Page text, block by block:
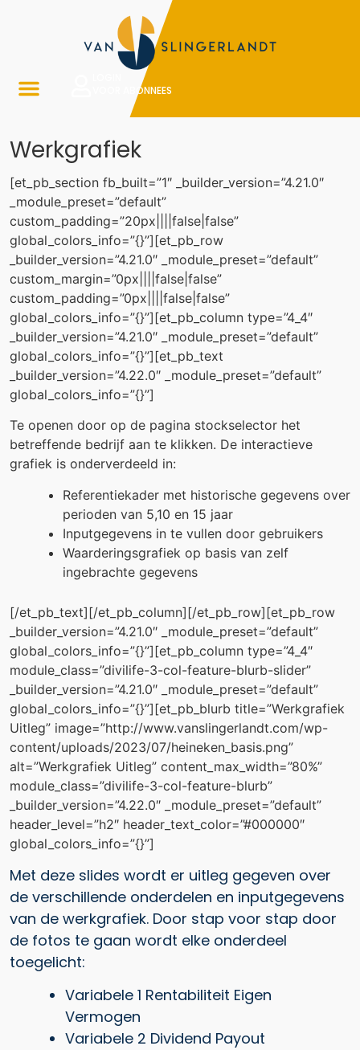
VOOR ABONNEES
Werkgrafiek
[et_pb_section fb_built=”1″ _builder_version=”4.21.0″
_module_preset=”default”
custom_padding=”20px||||false|false”
global_colors_info=”{}”][et_pb_row
_builder_version=”4.21.0″ _module_preset=”default”
custom_margin=”0px||||false|false”
custom_padding=”0px||||false|false”
global_colors_info=”{}”][et_pb_column type=”4_4″
_builder_version=”4.21.0″ _module_preset=”default”
global_colors_info=”{}”][et_pb_text
_builder_version=”4.22.0″ _module_preset=”default”
global_colors_info=”{}”]
Te openen door op de pagina stockselector het
betreffende bedrijf aan te klikken. De interactieve
grafiek is onderverdeeld in:
Referentiekader met historische gegevens over
perioden van 5,10 en 15 jaar
Inputgegevens in te vullen door gebruikers
Waarderingsgrafiek op basis van zelf
ingebrachte gegevens
[/et_pb_text][/et_pb_column][/et_pb_row][et_pb_row
_builder_version=”4.21.0″ _module_preset=”default”
global_colors_info=”{}”][et_pb_column type=”4_4″
module_class=”divilife-3-col-feature-blurb-slider”
_builder_version=”4.21.0″ _module_preset=”default”
global_colors_info=”{}”][et_pb_blurb title=”Werkgrafiek
Uitleg” image=”http://www.vanslingerlandt.com/wp-
content/uploads/2023/07/heineken_basis.png”
alt=”Werkgrafiek Uitleg” content_max_width=”80%”
module_class=”divilife-3-col-feature-blurb”
_builder_version=”4.22.0″ _module_preset=”default”
header_level=”h2″ header_text_color=”#000000″
global_colors_info=”{}”]
Met deze slides wordt er uitleg gegeven over
de verschillende onderdelen en inputgegevens
van de werkgrafiek. Door stap voor stap door
de fotos te gaan wordt elke onderdeel
toegelicht:
Variabele 1 Rentabiliteit Eigen
Vermogen
Variabele 2 Dividend Payout